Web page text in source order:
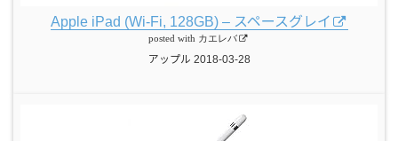
Apple iPad (Wi-Fi, 128GB) – スペースグレイ
posted with カエレバ
アップル 2018-03-28